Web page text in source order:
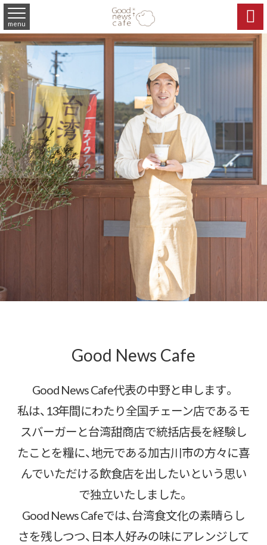
menu 
Good News Cafe
Good News Cafe代表の中野と申します。
私は、13年間にわたり全国チェーン店であるモ
スバーガーと台湾甜商店で統括店長を経験し
たことを糧に、地元である加古川市の方々に喜
んでいただける飲食店を出したいという思い
で独立いたしました。
Good News Cafeでは、台湾食文化の素晴らし
さを残しつつ、日本人好みの味にアレンジして